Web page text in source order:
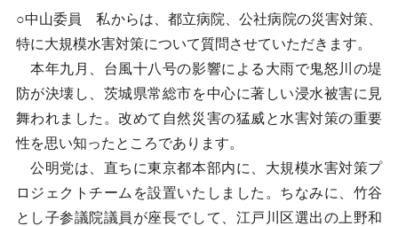
○中山委員 私からは、都立病院、公社病院の災害対策、
特に大規模水害対策について質問させていただきます。
本年九月、台風十八号の影響による大雨で鬼怒川の堤
防が決壊し、茨城県常総市を中心に著しい浸水被害に見
舞われました。改めて自然災害の猛威と水害対策の重要
性を思い知ったところであります。
公明党は、直ちに東京都本部内に、大規模水害対策プ
ロジェクトチームを設置いたしました。ちなみに、竹谷
とし子参議院議員が座長でして、江戸川区選出の上野和